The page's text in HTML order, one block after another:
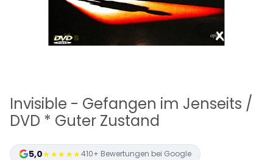
Invisible - Gefangen im Jenseits /
DVD * Guter Zustand
5,0★★★★★410+ Bewertungen bei Google